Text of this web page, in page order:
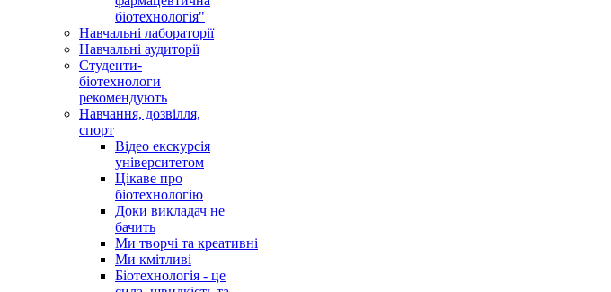
біотехнологія"
Навчальні лабораторії
Навчальні аудиторії
Студенти-
біотехнологи
рекомендують
Навчання, дозвілля,
спорт
Відео екскурсія
університетом
Цікаве про
біотехнологію
Доки викладач не
бачить
Ми творчі та креативні
Ми кмітливі
Біотехнологія - це